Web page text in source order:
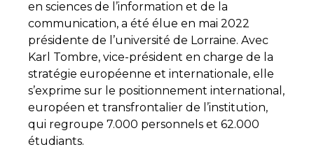
en sciences de l’information et de la
communication, a été élue en mai 2022
présidente de l’université de Lorraine. Avec
Karl Tombre, vice-président en charge de la
stratégie européenne et internationale, elle
s’exprime sur le positionnement international,
européen et transfrontalier de l’institution,
qui regroupe 7.000 personnels et 62.000
étudiants.